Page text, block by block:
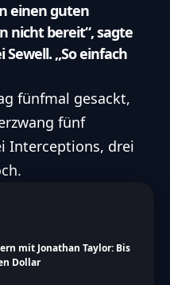
einen guten
nicht bereit“, sagte
Sewell. „So einfach
fünfmal gesackt,
fünf
Interceptions, drei
mit Jonathan Taylor: Bis
Dollar